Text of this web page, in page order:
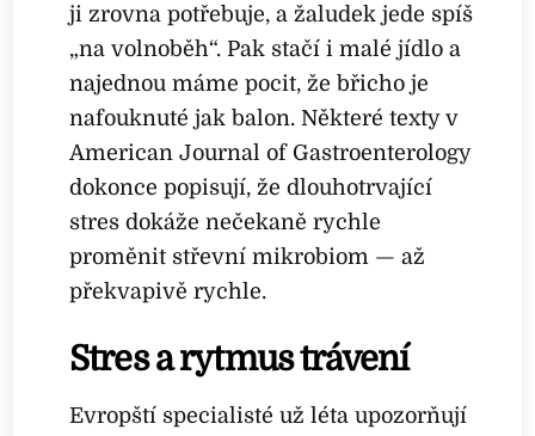
ji zrovna potřebuje, a žaludek jede spíš
„na volnoběh“. Pak stačí i malé jídlo a
najednou máme pocit, že břicho je
nafouknuté jak balon. Některé texty v
American Journal of Gastroenterology
dokonce popisují, že dlouhotrvající
stres dokáže nečekaně rychle
proměnit střevní mikrobiom — až
překvapivě rychle.
Stres a rytmus trávení
Evropští specialisté už léta upozorňují